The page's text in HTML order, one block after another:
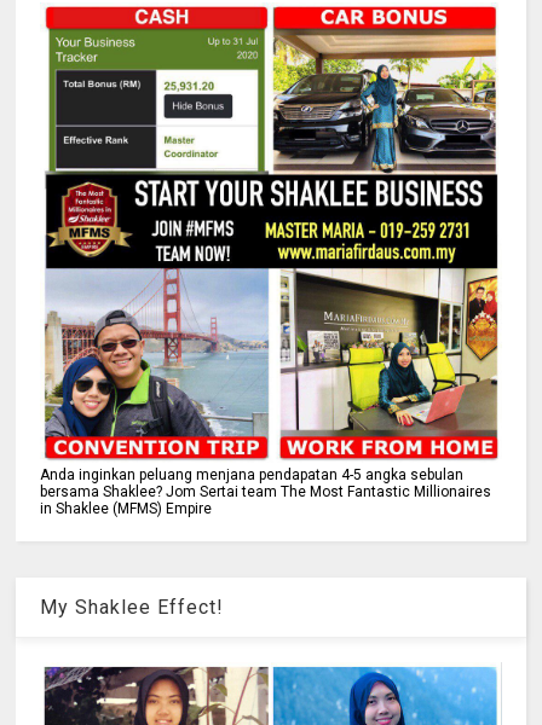
Anda inginkan peluang menjana pendapatan 4-5 angka sebulan
bersama Shaklee? Jom Sertai team The Most Fantastic Millionaires
in Shaklee (MFMS) Empire
My Shaklee Effect!